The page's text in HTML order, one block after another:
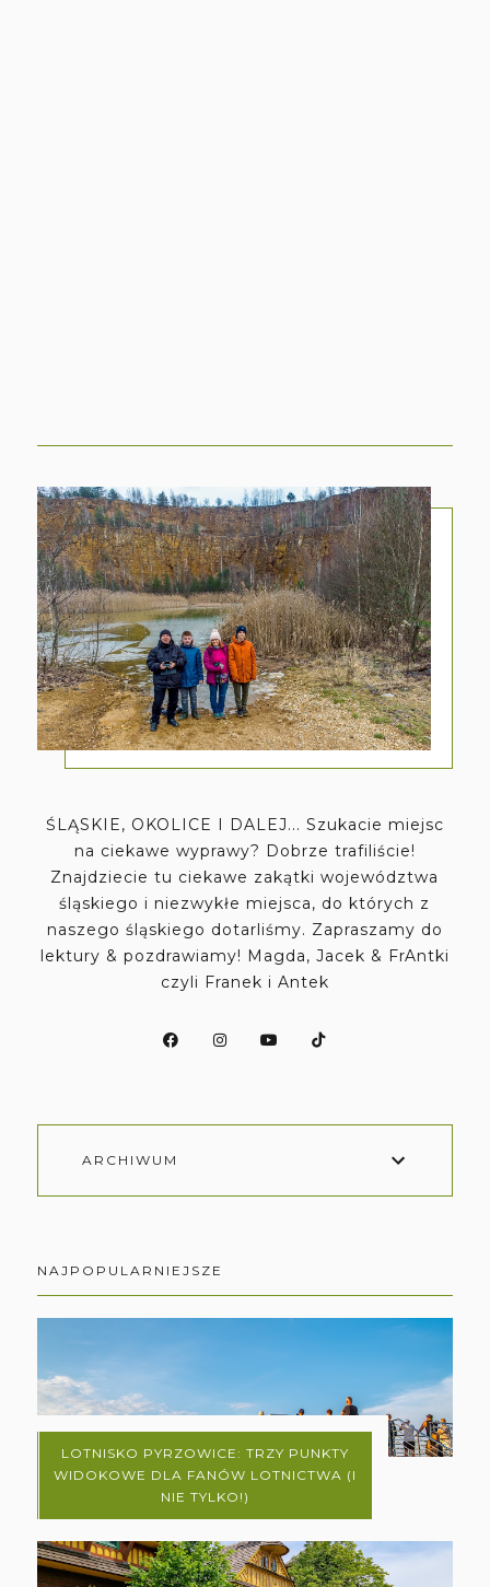
ŚLĄSKIE, OKOLICE I DALEJ... Szukacie miejsc
na ciekawe wyprawy? Dobrze trafiliście!
Znajdziecie tu ciekawe zakątki województwa
śląskiego i niezwykłe miejsca, do których z
naszego śląskiego dotarliśmy. Zapraszamy do
lektury & pozdrawiamy! Magda, Jacek & FrAntki
czyli Franek i Antek
ARCHIWUM
NAJPOPULARNIEJSZE
LOTNISKO PYRZOWICE: TRZY PUNKTY
WIDOKOWE DLA FANÓW LOTNICTWA (I
NIE TYLKO!)